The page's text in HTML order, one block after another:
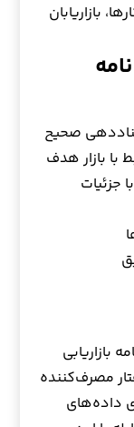
بازاریابان
صحیح
با بازار هدف
جزئیات
بازاریابی
مصرف‌کننده
داده‌های